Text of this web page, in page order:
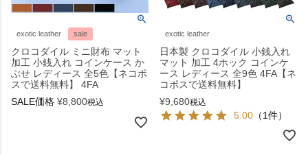
exotic leather sale
クロコダイル ミニ財布 マット
加工 小銭入れ コインケース か
ぶせ レディース 全5色【ネコポ
スで送料無料】 4FA
SALE価格 ¥8,800税込
exotic leather
日本製 クロコダイル 小銭入れ
マット 加工 4ホック コインケ
ース レディース 全9色 4FA【ネ
コポスで送料無料】
¥9,680税込
5.00 （1件）